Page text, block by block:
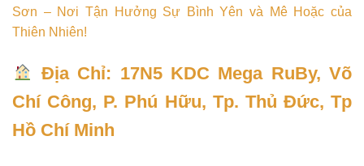
Sơn – Nơi Tận Hưởng Sự Bình Yên và Mê Hoặc của
Thiên Nhiên!
Địa Chỉ: 17N5 KDC Mega RuBy, Võ
Chí Công, P. Phú Hữu, Tp. Thủ Đức, Tp
Hồ Chí Minh